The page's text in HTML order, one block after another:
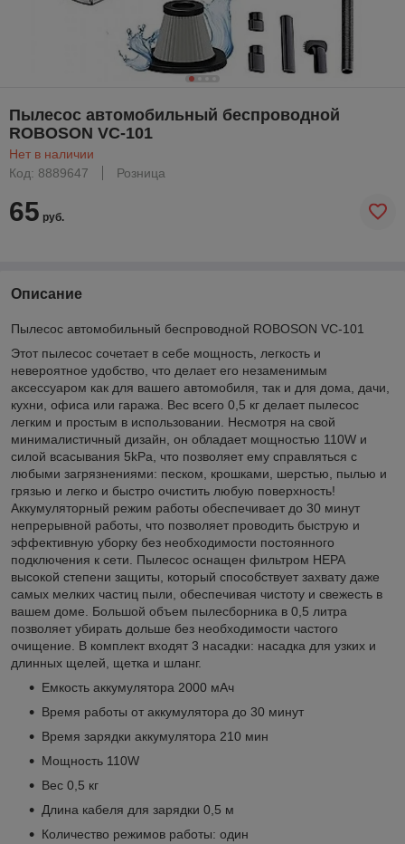
Пылесос автомобильный беспроводной
ROBOSON VC-101
Нет в наличии
Код: 8889647
Розница
65 руб.
Описание
Пылесос автомобильный беспроводной ROBOSON VC-101
Этот пылесос сочетает в себе мощность, легкость и
невероятное удобство, что делает его незаменимым
аксессуаром как для вашего автомобиля, так и для дома, дачи,
кухни, офиса или гаража. Вес всего 0,5 кг делает пылесос
легким и простым в использовании. Несмотря на свой
минималистичный дизайн, он обладает мощностью 110W и
силой всасывания 5kPa, что позволяет ему справляться с
любыми загрязнениями: песком, крошками, шерстью, пылью и
грязью и легко и быстро очистить любую поверхность!
Аккумуляторный режим работы обеспечивает до 30 минут
непрерывной работы, что позволяет проводить быструю и
эффективную уборку без необходимости постоянного
подключения к сети. Пылесос оснащен фильтром НЕРА
высокой степени защиты, который способствует захвату даже
самых мелких частиц пыли, обеспечивая чистоту и свежесть в
вашем доме. Большой объем пылесборника в 0,5 литра
позволяет убирать дольше без необходимости частого
очищение. В комплект входят 3 насадки: насадка для узких и
длинных щелей, щетка и шланг.
Емкость аккумулятора 2000 мАч
Время работы от аккумулятора до 30 минут
Время зарядки аккумулятора 210 мин
Мощность 110W
Вес 0,5 кг
Длина кабеля для зарядки 0,5 м
Количество режимов работы: один